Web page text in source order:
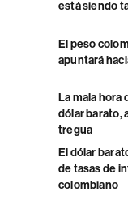
está siendo
El peso
apuntará
La mala hora
dólar barato,
tregua
El dólar
de tasas de
colombiano